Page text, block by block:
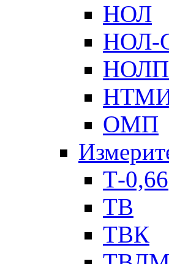
НОЛ
НОЛП
ОМП
Т-0,66
ТВ
ТВК